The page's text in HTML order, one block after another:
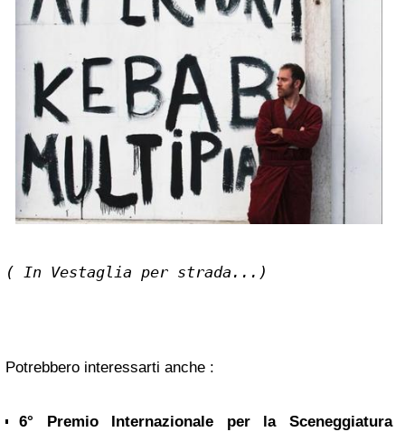
( In Vestaglia per strada...)
Potrebbero interessarti anche :
6° Premio Internazionale per la Sceneggiatura